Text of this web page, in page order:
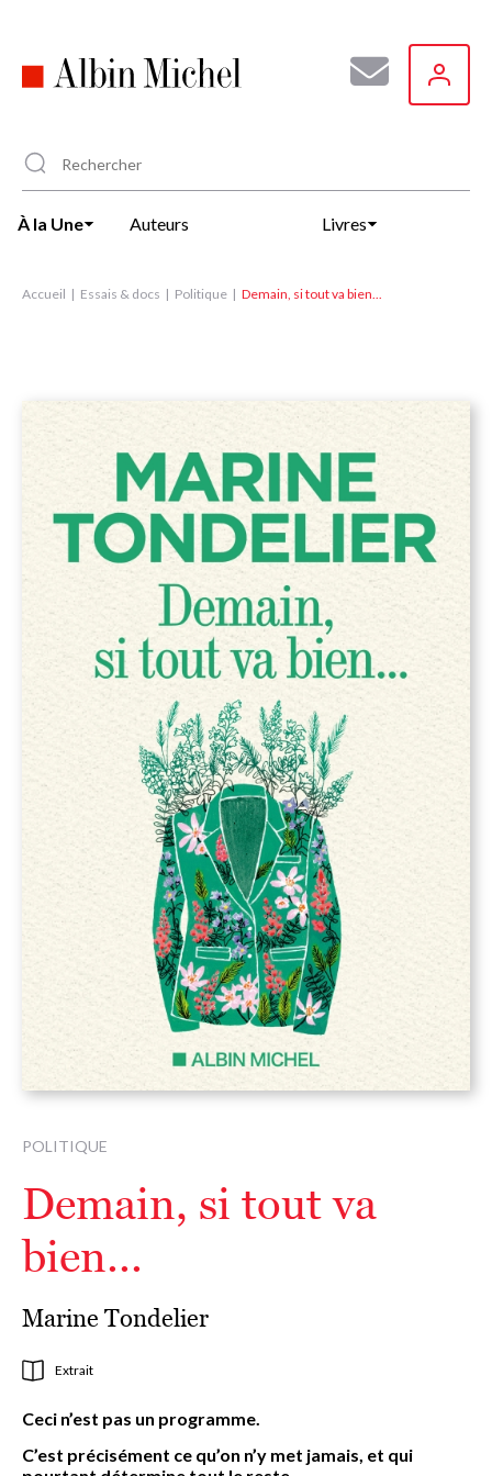
principal
À la Une Auteurs Livres
Accueil Essais & docs Politique Demain, si tout va bien...
POLITIQUE
Demain, si tout va
bien...
Marine Tondelier
Extrait
Ceci n’est pas un programme.
C’est précisément ce qu’on n’y met jamais, et qui